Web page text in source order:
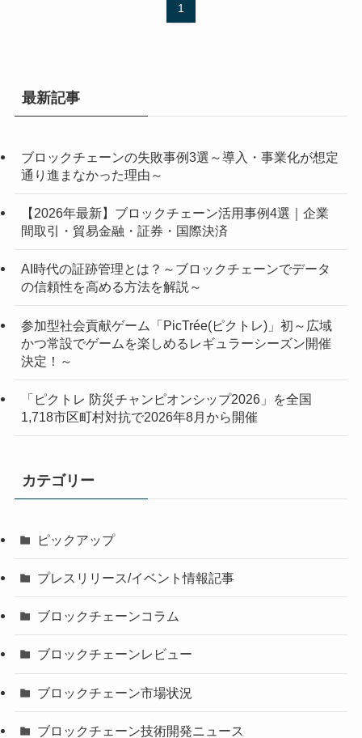
1
最新記事
ブロックチェーンの失敗事例3選～導入・事業化が想定
通り進まなかった理由～
【2026年最新】ブロックチェーン活用事例4選｜企業
間取引・貿易金融・証券・国際決済
AI時代の証跡管理とは？～ブロックチェーンでデータ
の信頼性を高める方法を解説～
参加型社会貢献ゲーム「PicTrée(ピクトレ)」初～広域
かつ常設でゲームを楽しめるレギュラーシーズン開催
決定！～
「ピクトレ 防災チャンピオンシップ2026」を全国
1,718市区町村対抗で2026年8月から開催
カテゴリー
ピックアップ
プレスリリース/イベント情報記事
ブロックチェーンコラム
ブロックチェーンレビュー
ブロックチェーン市場状況
ブロックチェーン技術開発ニュース